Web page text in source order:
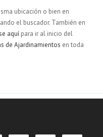
ubicación o bien en
el buscador. También en
aquí para ir al inicio del
de Ajardinamientos en toda